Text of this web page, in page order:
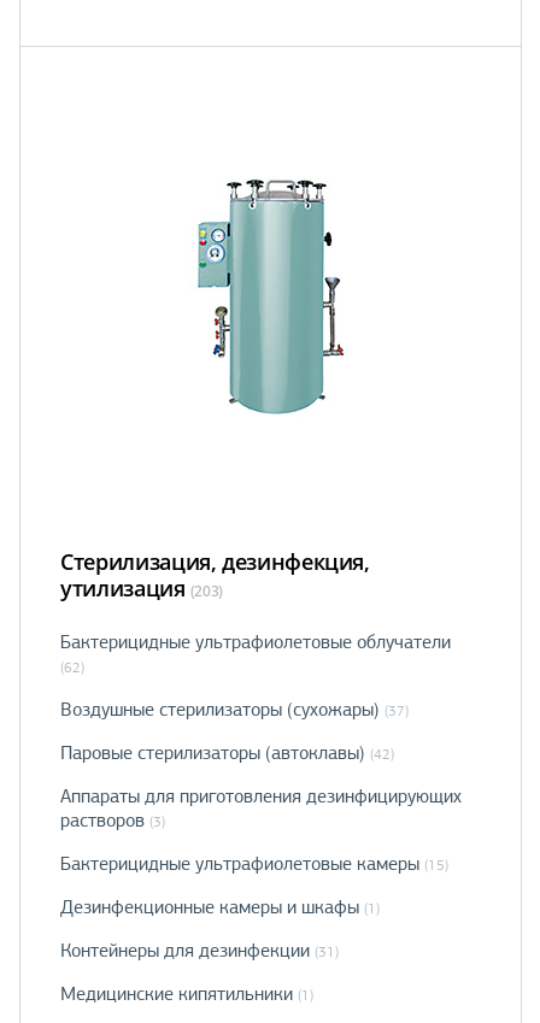
Стерилизация, дезинфекция,
утилизация (203)
Бактерицидные ультрафиолетовые облучатели
(62)
Воздушные стерилизаторы (сухожары) (37)
Паровые стерилизаторы (автоклавы) (42)
Аппараты для приготовления дезинфицирующих
растворов (3)
Бактерицидные ультрафиолетовые камеры (15)
Дезинфекционные камеры и шкафы (1)
Контейнеры для дезинфекции (31)
Медицинские кипятильники (1)